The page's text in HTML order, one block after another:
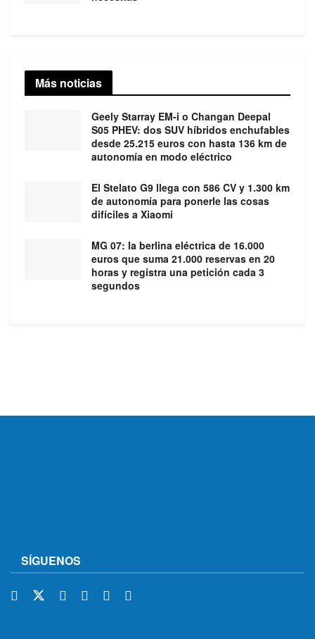
Más noticias
Geely Starray EM-i o Changan Deepal
S05 PHEV: dos SUV híbridos enchufables
desde 25.215 euros con hasta 136 km de
autonomía en modo eléctrico
El Stelato G9 llega con 586 CV y 1.300 km
de autonomía para ponerle las cosas
difíciles a Xiaomi
MG 07: la berlina eléctrica de 16.000
euros que suma 21.000 reservas en 20
horas y registra una petición cada 3
segundos
SÍGUENOS